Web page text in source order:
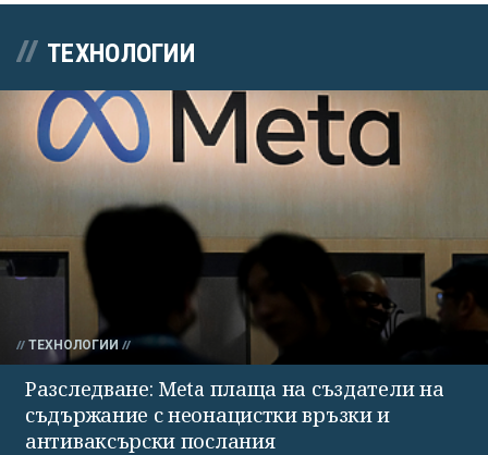
ТЕХНОЛОГИИ
ТЕХНОЛОГИИ
Разследване: Meta плаща на създатели на
съдържание с неонацистки връзки и
антиваксърски послания